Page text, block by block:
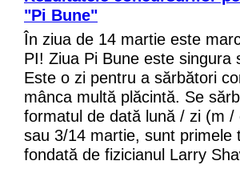
"Pi Bune"
În ziua de 14 martie este
PI! Ziua Pi Bune este
Este o zi pentru a sărbători
mânca multă plăcintă. Se
formatul de dată lună / zi (m
sau 3/14 martie, sunt
fondată de fizicianul Larry